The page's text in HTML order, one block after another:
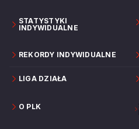
STATYSTYKI
INDYWIDUALNE
REKORDY INDYWIDUALNE
LIGA DZIAŁA
O PLK